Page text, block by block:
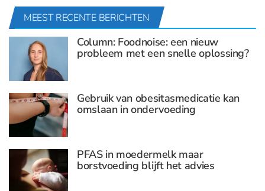
MEEST RECENTE BERICHTEN
Column: Foodnoise: een nieuw
probleem met een snelle oplossing?
Gebruik van obesitasmedicatie kan
omslaan in ondervoeding
PFAS in moedermelk maar
borstvoeding blijft het advies